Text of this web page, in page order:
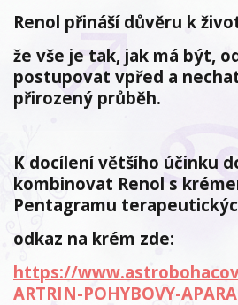
Renol přináší důvěru k
že vše je tak, jak má být,
postupovat vpřed a
přirozený průběh.
K docílení většího účinku
kombinovat Renol s
Pentagramu
odkaz na krém zde:
https://
ARTRIN-POHYBOVY-